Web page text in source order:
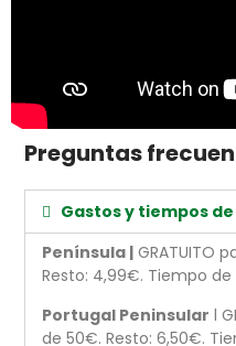
Preguntas
Gastos y tiempos
Península | GRATUITO
Resto: 4,99€. Tiempo
Portugal Peninsular l
de 50€. Resto: 6,50€.